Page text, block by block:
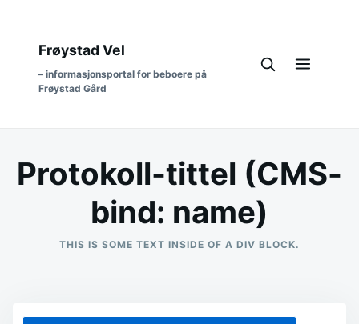
Frøystad Vel
– informasjonsportal for beboere på
Frøystad Gård
Protokoll-tittel (CMS-
bind: name)
THIS IS SOME TEXT INSIDE OF A DIV BLOCK.